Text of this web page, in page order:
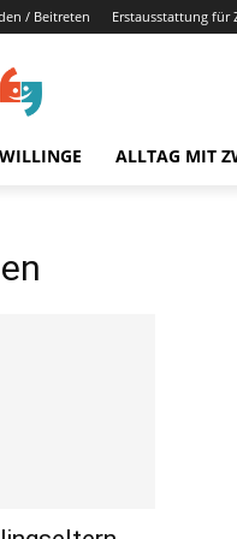
/ Beitreten Erstausstattung für
ALLTAG MIT